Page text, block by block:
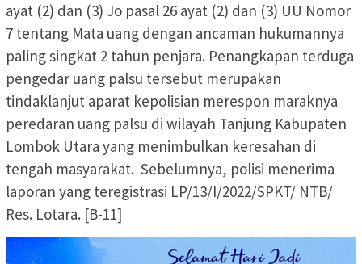
ayat (2) dan (3) Jo pasal 26 ayat (2) dan (3) UU Nomor
7 tentang Mata uang dengan ancaman hukumannya
paling singkat 2 tahun penjara. Penangkapan terduga
pengedar uang palsu tersebut merupakan
tindaklanjut aparat kepolisian merespon maraknya
peredaran uang palsu di wilayah Tanjung Kabupaten
Lombok Utara yang menimbulkan keresahan di
tengah masyarakat. Sebelumnya, polisi menerima
laporan yang teregistrasi LP/13/I/2022/SPKT/ NTB/
Res. Lotara. [B-11]